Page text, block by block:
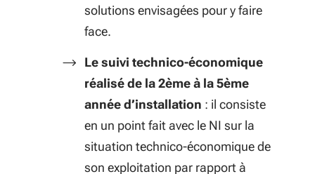
solutions envisagées pour y faire
face.
Le suivi technico-économique
réalisé de la 2ème à la 5ème
année d’installation : il consiste
en un point fait avec le NI sur la
situation technico-économique de
son exploitation par rapport à